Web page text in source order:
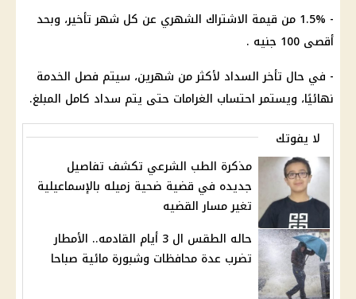
- 1.5% من قيمة الاشتراك الشهري عن كل شهر تأخير، وبحد
أقصى 100 جنيه .
- في حال تأخر السداد لأكثر من شهرين، سيتم فصل الخدمة
نهائيًا، ويستمر احتساب الغرامات حتى يتم سداد كامل المبلغ.
لا يفوتك
مذكرة الطب الشرعي تكشف تفاصيل
جديده في قضية ضحية زميله بالإسماعيلية
تغير مسار القضيه
حاله الطقس ال 3 أيام القادمه.. الأمطار
تضرب عدة محافظات وشبورة مائية صباحا